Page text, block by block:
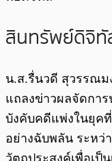
สินทรัพย์ดิจิทั
น.ส.รื่นวดี สุวรรณม
แถลงข่าวผลจัดการ
บังคับคดีแพ่งในยุค
อย่างฉับพลัน ระหว่า
วัตถุประสงค์เพื่อเป็